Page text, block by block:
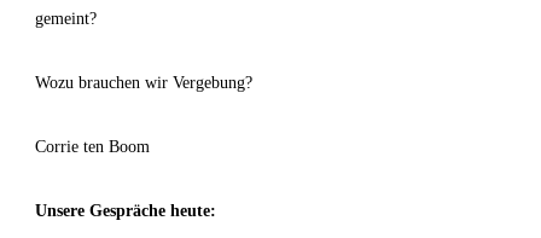
gemeint?
Wozu brauchen wir Vergebung?
Corrie ten Boom
Unsere Gespräche heute: